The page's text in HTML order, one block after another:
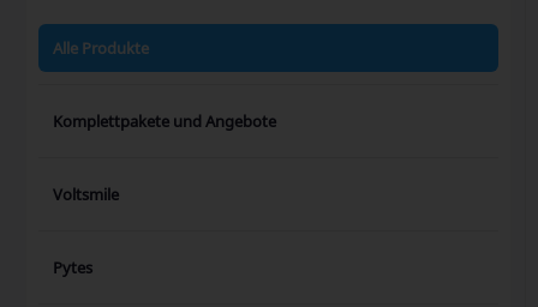
Alle Produkte
Komplettpakete und Angebote
Voltsmile
Pytes